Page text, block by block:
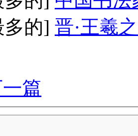
多的] 晋·王羲
篇